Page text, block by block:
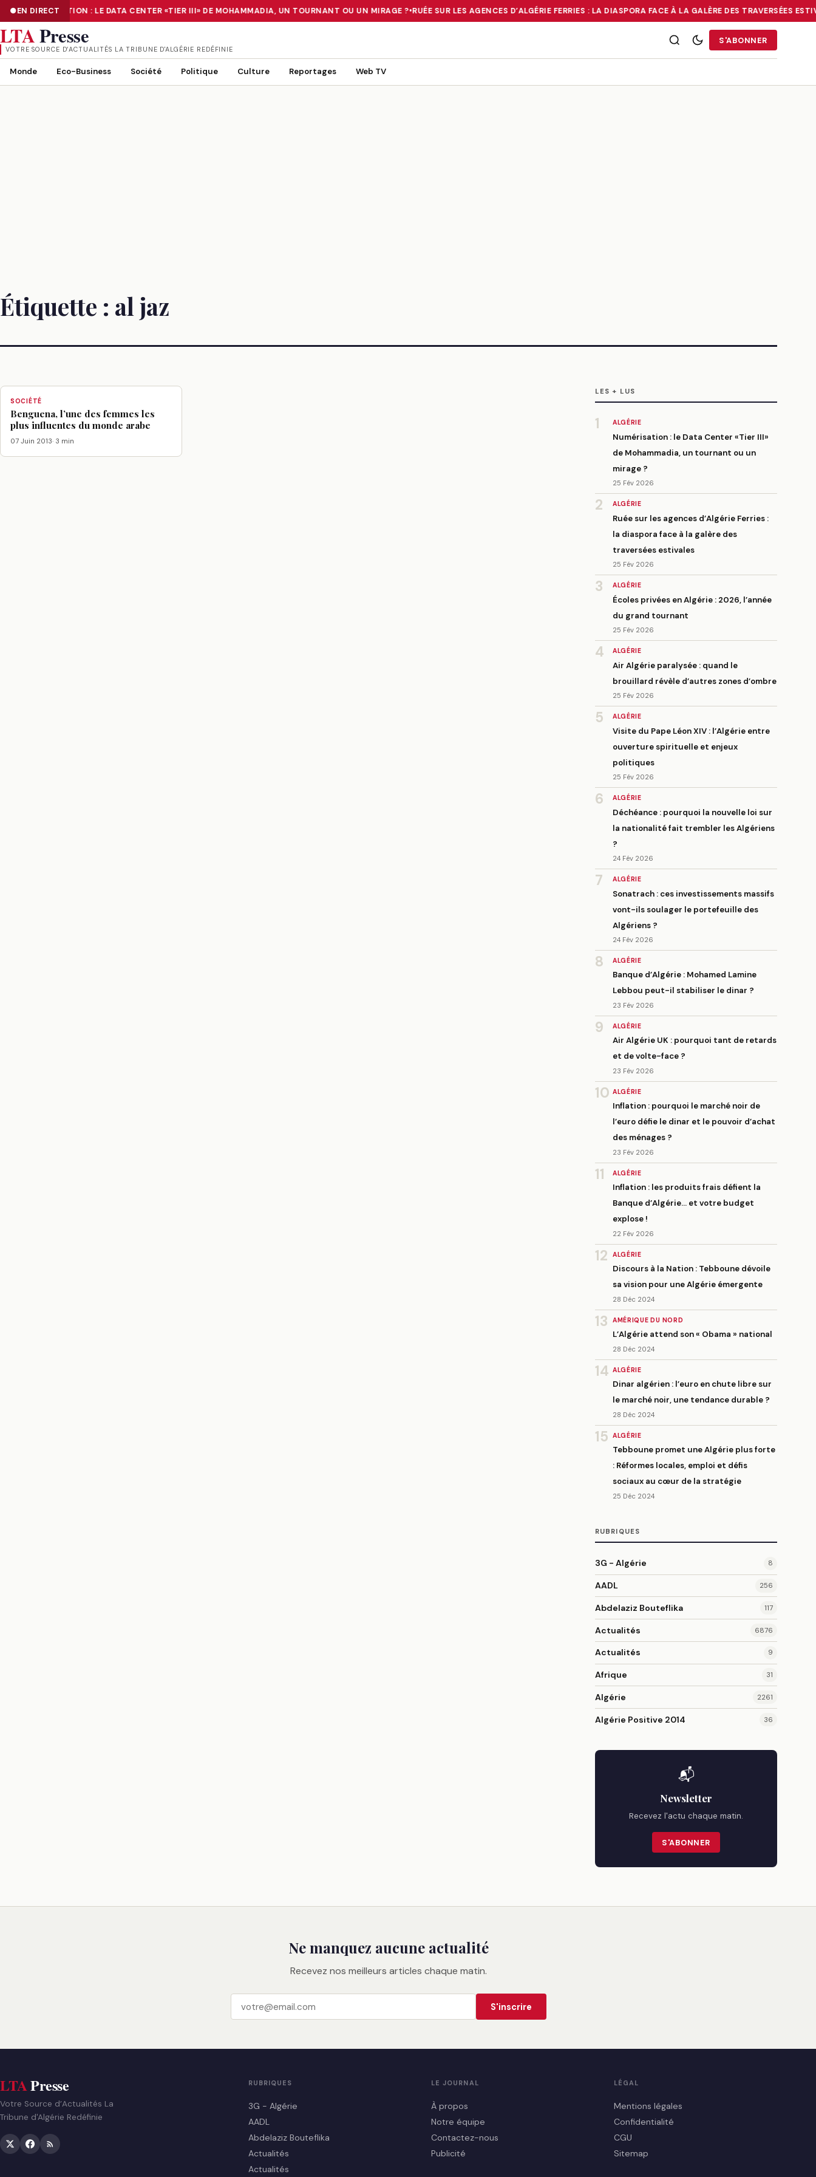
EN DIRECT
NUMÉRISATION : LE DATA CENTER «TIER III» DE MOHAMMADIA, UN TOURNANT OU UN MIRAGE ? •RUÉE SUR LES AGENCES D’ALGÉRIE FERRIES : LA DIASPORA FACE À LA GALÈRE DES TRAVERSÉES
NUMÉRISATION : LE DATA CENTER «TIER III» DE MOHAMMADIA, UN TOURNANT OU UN MIRAGE ?•RUÉE SUR LES AGENCES D’ALGÉRIE FERRIES : LA DIASPORA FACE À LA GALÈRE DES TRAVERSÉES
LTAPresse
VOTRE SOURCE D’ACTUALITÉS LA TRIBUNE D'ALGÉRIE REDÉFINIE
S'ABONNER
Monde Eco-Business Société Politique Culture Reportages Web TV
Étiquette : al jaz
SOCIÉTÉ
Benguena, l’une des femmes les
plus influentes du monde arabe
07 Juin 2013· 3 min
LES + LUS
1 ALGÉRIE
Numérisation : le Data Center «Tier III»
de Mohammadia, un tournant ou un
mirage ?
25 Fév 2026
2 ALGÉRIE
Ruée sur les agences d’Algérie Ferries :
la diaspora face à la galère des
traversées estivales
25 Fév 2026
3 ALGÉRIE
Écoles privées en Algérie : 2026, l’année
du grand tournant
25 Fév 2026
4 ALGÉRIE
Air Algérie paralysée : quand le
brouillard révèle d’autres zones d’ombre
25 Fév 2026
5 ALGÉRIE
Visite du Pape Léon XIV : l’Algérie entre
ouverture spirituelle et enjeux
politiques
25 Fév 2026
6 ALGÉRIE
Déchéance : pourquoi la nouvelle loi sur
la nationalité fait trembler les Algériens
?
24 Fév 2026
7 ALGÉRIE
Sonatrach : ces investissements massifs
vont-ils soulager le portefeuille des
Algériens ?
24 Fév 2026
8 ALGÉRIE
Banque d’Algérie : Mohamed Lamine
Lebbou peut-il stabiliser le dinar ?
23 Fév 2026
9 ALGÉRIE
Air Algérie UK : pourquoi tant de retards
et de volte-face ?
23 Fév 2026
10 ALGÉRIE
Inflation : pourquoi le marché noir de
l’euro défie le dinar et le pouvoir d’achat
des ménages ?
23 Fév 2026
11 ALGÉRIE
Inflation : les produits frais défient la
Banque d’Algérie… et votre budget
explose !
22 Fév 2026
12 ALGÉRIE
Discours à la Nation : Tebboune dévoile
sa vision pour une Algérie émergente
28 Déc 2024
13 AMÉRIQUE DU NORD
L’Algérie attend son « Obama » national
28 Déc 2024
14 ALGÉRIE
Dinar algérien : l’euro en chute libre sur
le marché noir, une tendance durable ?
28 Déc 2024
15 ALGÉRIE
Tebboune promet une Algérie plus forte
: Réformes locales, emploi et défis
sociaux au cœur de la stratégie
25 Déc 2024
RUBRIQUES
3G - Algérie 8
AADL 256
Abdelaziz Bouteflika 117
Actualités 6876
Actualités 9
Afrique 31
Algérie 2261
Algérie Positive 2014 36
📬
Newsletter
Recevez l'actu chaque matin.
S'ABONNER
Ne manquez aucune actualité
Recevez nos meilleurs articles chaque matin.
S'inscrire
LTAPresse
Votre Source d’Actualités La
Tribune d'Algérie Redéfinie
RUBRIQUES
3G - Algérie
AADL
Abdelaziz Bouteflika
Actualités
Actualités
LE JOURNAL
À propos
Notre équipe
Contactez-nous
Publicité
LÉGAL
Mentions légales
Confidentialité
CGU
Sitemap